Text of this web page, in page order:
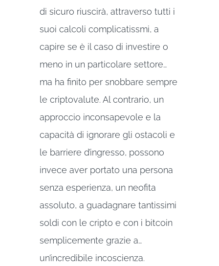
di sicuro riuscirà, attraverso tutti i
suoi calcoli complicatissmi, a
capire se è il caso di investire o
meno in un particolare settore…
ma ha finito per snobbare sempre
le criptovalute. Al contrario, un
approccio inconsapevole e la
capacità di ignorare gli ostacoli e
le barriere d’ingresso, possono
invece aver portato una persona
senza esperienza, un neofita
assoluto, a guadagnare tantissimi
soldi con le cripto e con i bitcoin
semplicemente grazie a…
un’incredibile incoscienza.